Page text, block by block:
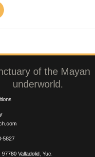
of the Mayan
underworld.
5827
Valladolid, Yuc.